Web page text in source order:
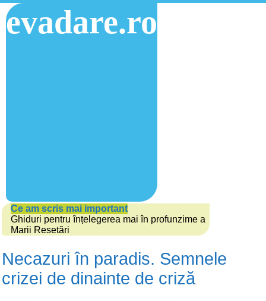
evadare.ro
Ce am scris mai important
Ghiduri pentru înțelegerea mai în profunzime a
Marii Resetări
Necazuri în paradis. Semnele
crizei de dinainte de criză